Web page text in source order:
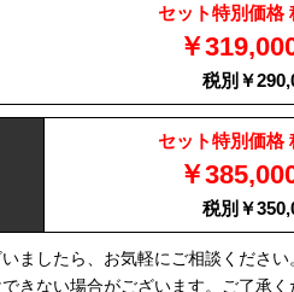
セット特別価格
￥
税別￥
セット特別価格
￥
税別￥
ましたら、お気軽にご相談ください
きない場合がございます。ご了承く